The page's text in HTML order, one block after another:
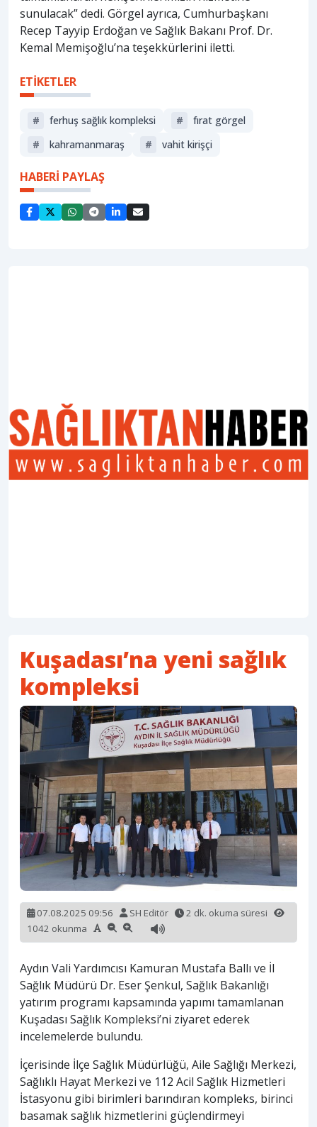
sunulacak” dedi. Görgel ayrıca, Cumhurbaşkanı
Recep Tayyip Erdoğan ve Sağlık Bakanı Prof. Dr.
Kemal Memişoğlu’na teşekkürlerini iletti.
ETİKETLER
# ferhuş sağlık kompleksi #
fırat görgel
#
kahramanmaraş # vahit kirişçi
HABERİ PAYLAŞ
Kuşadası’na yeni sağlık
kompleksi
07.08.2025 09:56 SH Editör
2 dk. okuma süresi
1042 okunma
Aydın Vali Yardımcısı Kamuran Mustafa Ballı ve İl
Sağlık Müdürü Dr. Eser Şenkul, Sağlık Bakanlığı
yatırım programı kapsamında yapımı tamamlanan
Kuşadası Sağlık Kompleksi’ni ziyaret ederek
incelemelerde bulundu.
İçerisinde İlçe Sağlık Müdürlüğü, Aile Sağlığı Merkezi,
Sağlıklı Hayat Merkezi ve 112 Acil Sağlık Hizmetleri
İstasyonu gibi birimleri barındıran kompleks, birinci
basamak sağlık hizmetlerini güçlendirmeyi